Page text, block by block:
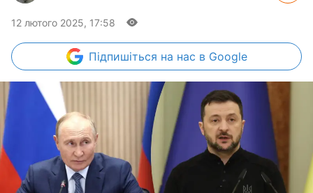
12 лютого 2025, 17:58
Підпишіться на нас в Google